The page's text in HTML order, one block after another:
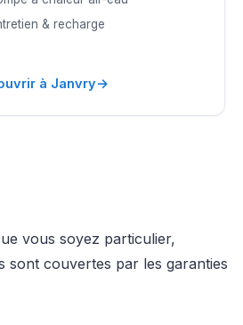
& recharge
à Janvry→
vous soyez particulier,
sont couvertes par les garanties